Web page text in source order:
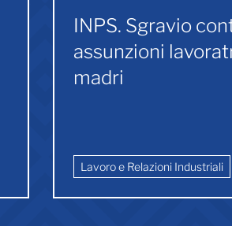
INPS. Sgravio
assunzioni
madri
Lavoro e Relazioni Industriali